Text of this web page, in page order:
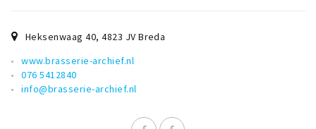
Heksenwaag 40,4823 JV Breda
​www.brasserie-archief.nl
076 5412840
info@brasserie-archief.nl